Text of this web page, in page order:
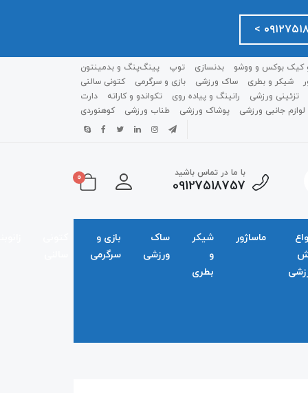
کیک بوکس و ووشو بدنسازی توپ
پینگ‌پنگ و بدمينتون
شیکر و بطری ساک ورزشی بازی و سرگرمی
کتونی سالنی
تزئینی ورزشی رانینگ و پیاده روی تکواندو و کاراته
دارت
لوازم جانبی ورزشی
پوشاک ورزشی طناب ورزشی کوهنوردی
با ما در تماس باشید
09127518757
0
ماساژور
شیکر
و
بطری
ساک
ورزشی
بازی و
سرگرمی